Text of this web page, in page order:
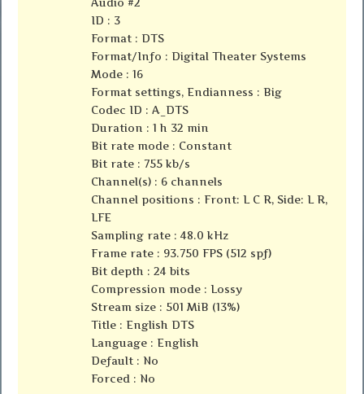
ID : 3
Format : DTS
Format/Info : Digital Theater Systems
Mode : 16
Format settings, Endianness : Big
Codec ID : A_DTS
Duration : 1 h 32 min
Bit rate mode : Constant
Bit rate : 755 kb/s
Channel(s) : 6 channels
Channel positions : Front: L C R, Side: L R,
LFE
Sampling rate : 48.0 kHz
Frame rate : 93.750 FPS (512 spf)
Bit depth : 24 bits
Compression mode : Lossy
Stream size : 501 MiB (13%)
Title : English DTS
Language : English
Default : No
Forced : No